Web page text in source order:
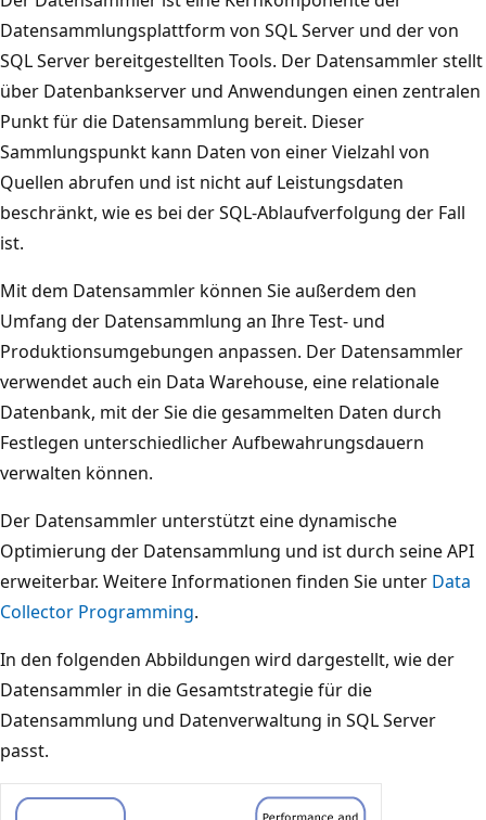
Datensammlungsplattform von SQL Server und der von
SQL Server bereitgestellten Tools. Der Datensammler stellt
über Datenbankserver und Anwendungen einen zentralen
Punkt für die Datensammlung bereit. Dieser
Sammlungspunkt kann Daten von einer Vielzahl von
Quellen abrufen und ist nicht auf Leistungsdaten
beschränkt, wie es bei der SQL-Ablaufverfolgung der Fall
ist.
Mit dem Datensammler können Sie außerdem den
Umfang der Datensammlung an Ihre Test- und
Produktionsumgebungen anpassen. Der Datensammler
verwendet auch ein Data Warehouse, eine relationale
Datenbank, mit der Sie die gesammelten Daten durch
Festlegen unterschiedlicher Aufbewahrungsdauern
verwalten können.
Der Datensammler unterstützt eine dynamische
Optimierung der Datensammlung und ist durch seine API
erweiterbar. Weitere Informationen finden Sie unter Data
Collector Programming.
In den folgenden Abbildungen wird dargestellt, wie der
Datensammler in die Gesamtstrategie für die
Datensammlung und Datenverwaltung in SQL Server
passt.